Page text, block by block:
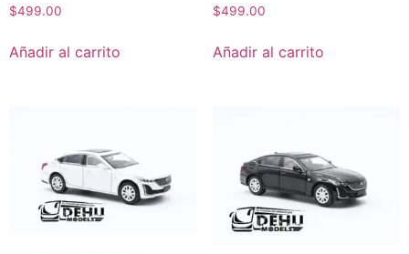
$499.00
Añadir al carrito
$499.00
Añadir al carrito